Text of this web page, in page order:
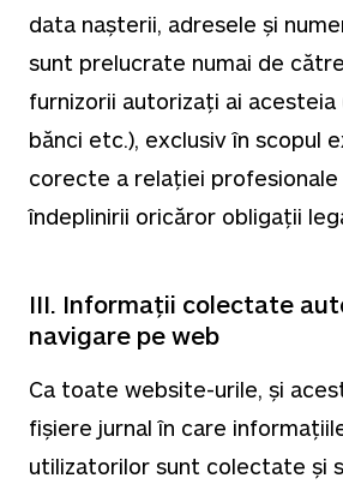
data nașterii, adresele și
sunt prelucrate numai de
furnizorii autorizați ai acesteia
bănci etc.), exclusiv în scopul
corecte a relației profesionale
îndeplinirii oricăror obligații
III. Informații colectate
navigare pe web
Ca toate website-urile, și
fișiere jurnal în care
utilizatorilor sunt colectate și